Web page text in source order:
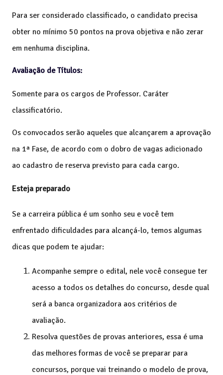
Para ser considerado classificado, o candidato precisa
obter no mínimo 50 pontos na prova objetiva e não zerar
em nenhuma disciplina.
Avaliação de Títulos:
Somente para os cargos de Professor. Caráter
classificatório.
Os convocados serão aqueles que alcançarem a aprovação
na 1ª Fase, de acordo com o dobro de vagas adicionado
ao cadastro de reserva previsto para cada cargo.
Esteja preparado
Se a carreira pública é um sonho seu e você tem
enfrentado dificuldades para alcançá-lo, temos algumas
dicas que podem te ajudar:
Acompanhe sempre o edital, nele você consegue ter
acesso a todos os detalhes do concurso, desde qual
será a banca organizadora aos critérios de
avaliação.
Resolva questões de provas anteriores, essa é uma
das melhores formas de você se preparar para
concursos, porque vai treinando o modelo de prova,